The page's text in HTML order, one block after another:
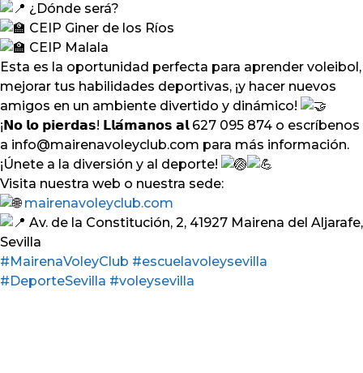
¿Dónde será?
CEIP Giner de los Ríos
CEIP Malala
Esta es la oportunidad perfecta para aprender voleibol,
mejorar tus habilidades deportivas, ¡y hacer nuevos
amigos en un ambiente divertido y dinámico!
¡𝗡𝗼 𝗹𝗼 𝗽𝗶𝗲𝗿𝗱𝗮𝘀! 𝗟𝗹𝗮́𝗺𝗮𝗻𝗼𝘀 𝗮𝗹 627 095 874 o escríbenos
a info@mairenavoleyclub.com para más información.
¡Únete a la diversión y al deporte!
Visita nuestra web o nuestra sede:
mairenavoleyclub.com
Av. de la Constitución, 2, 41927 Mairena del Aljarafe,
Sevilla
#MairenaVoleyClub #escuelavoleysevilla
#DeporteSevilla #voleysevilla